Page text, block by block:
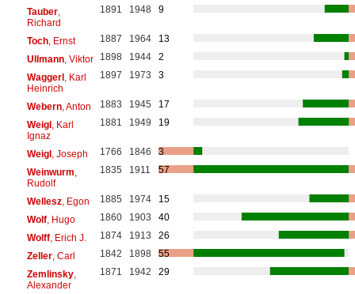
Tauber,
Richard
1891 1948 9
Toch, Ernst 1887 1964
13
Ullmann, Viktor 1898 1944
2
Waggerl, Karl
Heinrich
1897 1973 3
Webern, Anton 1883 1945
17
Weigl, Karl
Ignaz
1881 1949 19
Weigl, Joseph 1766 1846
3
Weinwurm
Rudolf
1835 1911 57
Wellesz, Egon 1885 1974
15
Wolf, Hugo 1860 1903
40
Wolff, Erich J. 1874 1913
26
Zeller, Carl 1842 1898
55
Zemlinsky,
Alexander
1871 1942 29